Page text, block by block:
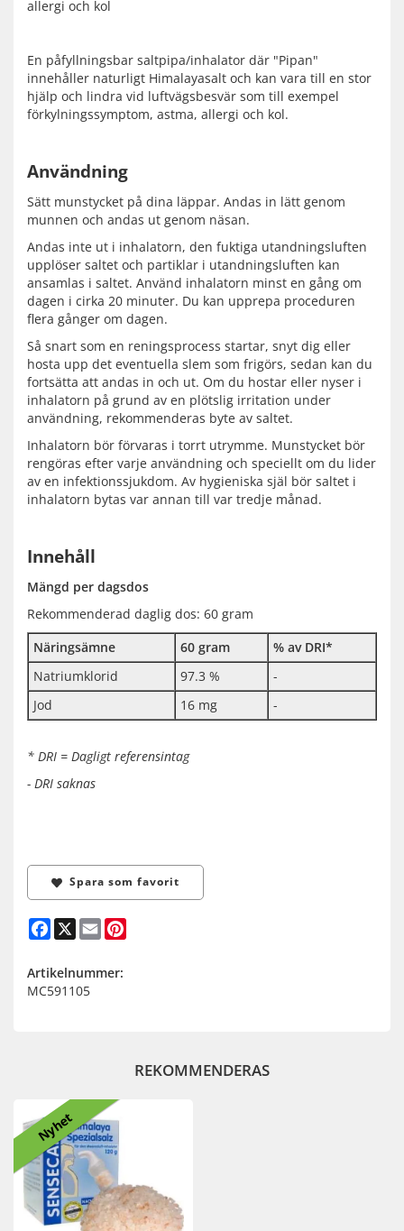
allergi och kol
En påfyllningsbar saltpipa/inhalator där "Pipan"
innehåller naturligt Himalayasalt och kan vara till en stor
hjälp och lindra vid luftvägsbesvär som till exempel
förkylningssymptom, astma, allergi och kol.
Användning
Sätt munstycket på dina läppar. Andas in lätt genom
munnen och andas ut genom näsan.
Andas inte ut i inhalatorn, den fuktiga utandningsluften
upplöser saltet och partiklar i utandningsluften kan
ansamlas i saltet. Använd inhalatorn minst en gång om
dagen i cirka 20 minuter. Du kan upprepa proceduren
flera gånger om dagen.
Så snart som en reningsprocess startar, snyt dig eller
hosta upp det eventuella slem som frigörs, sedan kan du
fortsätta att andas in och ut. Om du hostar eller nyser i
inhalatorn på grund av en plötslig irritation under
användning, rekommenderas byte av saltet.
Inhalatorn bör förvaras i torrt utrymme. Munstycket bör
rengöras efter varje användning och speciellt om du lider
av en infektionssjukdom. Av hygieniska själ bör saltet i
inhalatorn bytas var annan till var tredje månad.
Innehåll
Mängd per dagsdos
Rekommenderad daglig dos: 60 gram
Näringsämne
60 gram
% av DRI*
Natriumklorid
97.3 %
-
Jod
16 mg -
* DRI = Dagligt referensintag
- DRI saknas
Spara som favorit
Facebook
X Email
Artikelnummer:
MC591105
REKOMMENDERAS
Nyhet